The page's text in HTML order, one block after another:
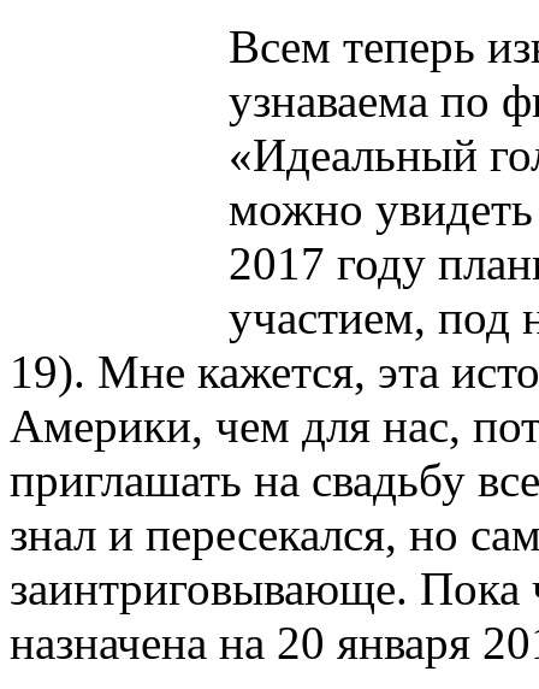
Всем теперь
узнаваема по
«Идеальный
можно увидеть
2017 году
участием, под
19). Мне кажется, эта
Америки, чем для нас,
приглашать на свадьбу
знал и пересекался, но
заинтриговывающе. Пока
назначена на 20 января